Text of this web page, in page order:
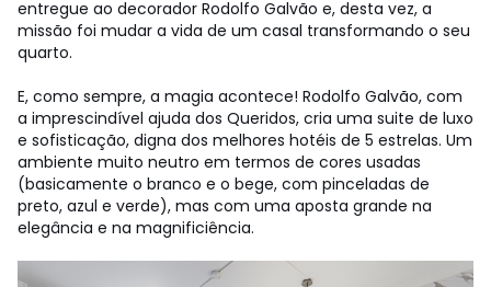
entregue ao decorador Rodolfo Galvão e, desta vez, a
missão foi mudar a vida de um casal transformando o seu
quarto.
E, como sempre, a magia acontece! Rodolfo Galvão, com
a imprescindível ajuda dos Queridos, cria uma suite de luxo
e sofisticação, digna dos melhores hotéis de 5 estrelas. Um
ambiente muito neutro em termos de cores usadas
(basicamente o branco e o bege, com pinceladas de
preto, azul e verde), mas com uma aposta grande na
elegância e na magnificiência.